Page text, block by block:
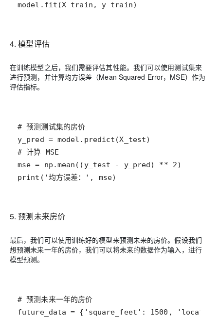
model . fit (X_train , y_train)
4. 模型评估
在训练模型之后，我们需要评估其性能。我们可以使用测试集来
进行预测，并计算均方误差（Mean Squared Error，MSE）作为
评估指标。
# 预测测试集的房价
y_pred = model . predict (X_test
# 计算 MSE
mse = np .mean (( y_test - y_pred) ** 2
print ( '均方误差：' , mse)
5. 预测未来房价
最后，我们可以使用训练好的模型来预测未来的房价。假设我们
想预测未来一年的房价，我们可以将未来的数据作为输入，进行
模型预测。
# 预测未来一年的房价
future_data = { 'square_feet' : 1500 ,